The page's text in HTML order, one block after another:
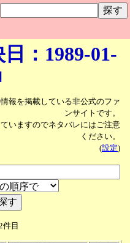
：1989-01-
報を掲載している非公式のファ
ンサイトです。
いますのでネタバレにはご注意
ください。
(設定)
件目